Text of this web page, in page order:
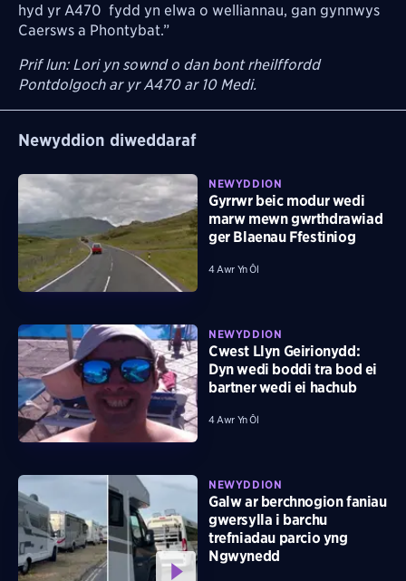
hyd yr A470 fydd yn elwa o welliannau, gan gynnwys
Caersws a Phontybat.”
Prif lun: Lori yn sownd o dan bont rheilffordd
Pontdolgoch ar yr A470 ar 10 Medi.
Newyddion diweddaraf
NEWYDDION
Gyrrwr beic modur wedi
marw mewn gwrthdrawiad
ger Blaenau Ffestiniog
4 Awr Yn Ôl
NEWYDDION
Cwest Llyn Geirionydd:
Dyn wedi boddi tra bod ei
bartner wedi ei hachub
4 Awr Yn Ôl
NEWYDDION
Galw ar berchnogion faniau
gwersylla i barchu
trefniadau parcio yng
Ngwynedd